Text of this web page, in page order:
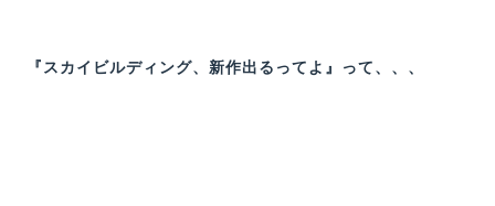
『スカイビルディング、新作出るってよ』って、、、